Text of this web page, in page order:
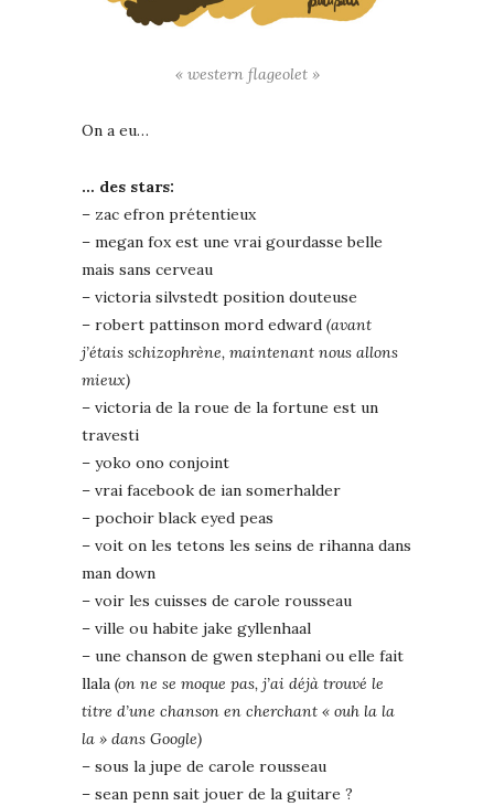
« western flageolet »
On a eu…
… des stars:
– zac efron prétentieux
– megan fox est une vrai gourdasse belle
mais sans cerveau
– victoria silvstedt position douteuse
– robert pattinson mord edward (avant
j’étais schizophrène, maintenant nous allons
mieux)
– victoria de la roue de la fortune est un
travesti
– yoko ono conjoint
– vrai facebook de ian somerhalder
– pochoir black eyed peas
– voit on les tetons les seins de rihanna dans
man down
– voir les cuisses de carole rousseau
– ville ou habite jake gyllenhaal
– une chanson de gwen stephani ou elle fait
llala (on ne se moque pas, j’ai déjà trouvé le
titre d’une chanson en cherchant « ouh la la
la » dans Google)
– sous la jupe de carole rousseau
– sean penn sait jouer de la guitare ?